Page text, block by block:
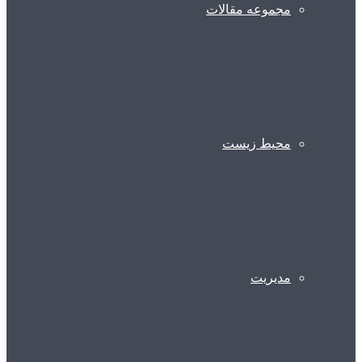
مجموعه مقالات
محیط زیست
مدیریت